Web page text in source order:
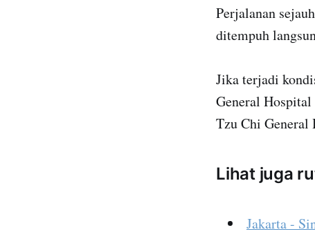
Perjalanan
ditempuh
Jika terjadi
General
Tzu Chi
Lihat juga
Jakarta -